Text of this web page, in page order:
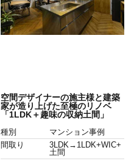
空間デザイナーの施主様と建築
家が造り上げた至極のリノベ
「1LDK＋趣味の収納土間」
種別
マンション事例
間取り
3LDK→1LDK+WIC+
土間